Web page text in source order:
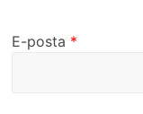
E-posta *